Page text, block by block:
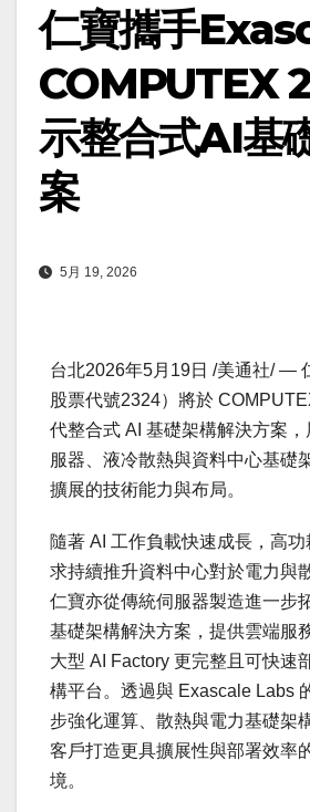
仁寶攜手
COMPUTEX
示整合式AI基
案
5月 19, 2026
台北2026年5月19日 /美通社/ —
股票代號2324）將於
代整合式 AI 基礎架構解決方案，
服器、液冷散熱與資料中心基礎
擴展的技術能力與布局。
隨著 AI 工作負載快速成長，高
求持續推升資料中心對於電力與
仁寶亦從傳統伺服器製造進一步
基礎架構解決方案，提供雲端服
大型 AI Factory 更完整且可快速
構平台。透過與 Exascale Labs
步強化運算、散熱與電力基礎架
客戶打造更具擴展性與部署效率
境。